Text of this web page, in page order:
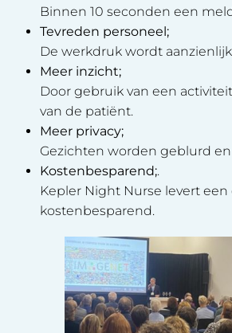
Binnen 10 seconden een
Tevreden personeel;
De werkdruk wordt
Meer inzicht;
Door gebruik van een
van de patiënt.
Meer privacy;
Gezichten worden geblurd
Kostenbesparend;.
Kepler Night Nurse levert
kostenbesparend.